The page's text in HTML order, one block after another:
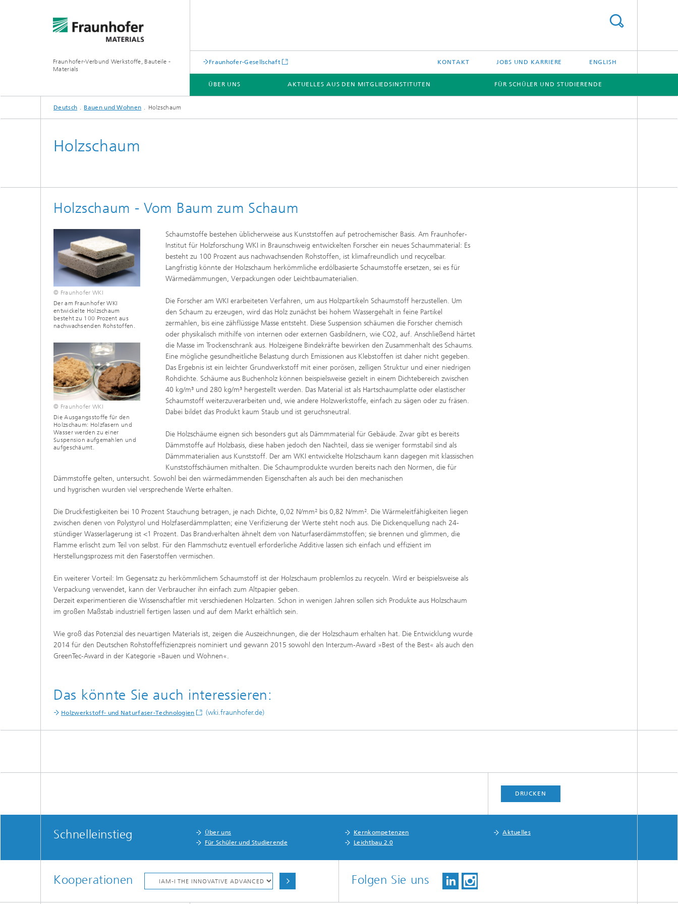
Fraunhofer-Verbund Werkstoffe, Bauteile -
Materials
Fraunhofer-Gesellschaft KONTAKT JOBS UND KARRIERE ENGLISH
ÜBER UNS AKTUELLES AUS DEN MITGLIEDSINSTITUTEN FÜR SCHÜLER UND STUDIERENDE
Deutsch Bauen und Wohnen Holzschaum
Holzschaum
Holzschaum - Vom Baum zum Schaum
© Fraunhofer WKI
Der am Fraunhofer WKI
entwickelte Holzschaum
besteht zu 100 Prozent aus
nachwachsenden Rohstoffen.
© Fraunhofer WKI
Die Ausgangsstoffe für den
Holzschaum: Holzfasern und
Wasser werden zu einer
Suspension aufgemahlen und
aufgeschäumt.
Schaumstoffe bestehen üblicherweise aus Kunststoffen auf petrochemischer Basis. Am Fraunhofer-
Institut für Holzforschung WKI in Braunschweig entwickelten Forscher ein neues Schaummaterial: Es
besteht zu 100 Prozent aus nachwachsenden Rohstoffen, ist klimafreundlich und recycelbar.
Langfristig könnte der Holzschaum herkömmliche erdölbasierte Schaumstoffe ersetzen, sei es für
Wärmedämmungen, Verpackungen oder Leichtbaumaterialien.
Die Forscher am WKI erarbeiteten Verfahren, um aus Holzpartikeln Schaumstoff herzustellen. Um
den Schaum zu erzeugen, wird das Holz zunächst bei hohem Wassergehalt in feine Partikel
zermahlen, bis eine zähflüssige Masse entsteht. Diese Suspension schäumen die Forscher chemisch
oder physikalisch mithilfe von internen oder externen Gasbildnern, wie CO2, auf. Anschließend härtet
die Masse im Trockenschrank aus. Holzeigene Bindekräfte bewirken den Zusammenhalt des Schaums.
Eine mögliche gesundheitliche Belastung durch Emissionen aus Klebstoffen ist daher nicht gegeben.
Das Ergebnis ist ein leichter Grundwerkstoff mit einer porösen, zelligen Struktur und einer niedrigen
Rohdichte. Schäume aus Buchenholz können beispielsweise gezielt in einem Dichtebereich zwischen
40 kg/m³ und 280 kg/m³ hergestellt werden. Das Material ist als Hartschaumplatte oder elastischer
Schaumstoff weiterzuverarbeiten und, wie andere Holzwerkstoffe, einfach zu sägen oder zu fräsen.
Dabei bildet das Produkt kaum Staub und ist geruchsneutral.
Die Holzschäume eignen sich besonders gut als Dämmmaterial für Gebäude. Zwar gibt es bereits
Dämmstoffe auf Holzbasis, diese haben jedoch den Nachteil, dass sie weniger formstabil sind als
Dämmmaterialien aus Kunststoff. Der am WKI entwickelte Holzschaum kann dagegen mit klassischen
Kunststoffschäumen mithalten. Die Schaumprodukte wurden bereits nach den Normen, die für
Dämmstoffe gelten, untersucht. Sowohl bei den wärmedämmenden Eigenschaften als auch bei den mechanischen
und hygrischen wurden viel versprechende Werte erhalten.
Die Druckfestigkeiten bei 10 Prozent Stauchung betragen, je nach Dichte, 0,02 N/mm² bis 0,82 N/mm². Die Wärmeleitfähigkeiten liegen
zwischen denen von Polystyrol und Holzfaserdämmplatten; eine Verifizierung der Werte steht noch aus. Die Dickenquellung nach 24-
stündiger Wasserlagerung ist <1 Prozent. Das Brandverhalten ähnelt dem von Naturfaserdämmstoffen; sie brennen und glimmen, die
Flamme erlischt zum Teil von selbst. Für den Flammschutz eventuell erforderliche Additive lassen sich einfach und effizient im
Herstellungsprozess mit den Faserstoffen vermischen.
Ein weiterer Vorteil: Im Gegensatz zu herkömmlichem Schaumstoff ist der Holzschaum problemlos zu recyceln. Wird er beispielsweise als
Verpackung verwendet, kann der Verbraucher ihn einfach zum Altpapier geben.
Derzeit experimentieren die Wissenschaftler mit verschiedenen Holzarten. Schon in wenigen Jahren sollen sich Produkte aus Holzschaum
im großen Maßstab industriell fertigen lassen und auf dem Markt erhältlich sein.
Wie groß das Potenzial des neuartigen Materials ist, zeigen die Auszeichnungen, die der Holzschaum erhalten hat. Die Entwicklung wurde
2014 für den Deutschen Rohstoffeffizienzpreis nominiert und gewann 2015 sowohl den Interzum-Award »Best of the Best« als auch den
GreenTec-Award in der Kategorie »Bauen und Wohnen«.
Das könnte Sie auch interessieren:
Holzwerkstoff- und Naturfaser-Technologien (wki.fraunhofer.de)
DRUCKEN
Schnelleinstieg Über uns Kernkompetenzen
Aktuelles
Für Schüler und Studierende
Leichtbau 2.0
Kooperationen Folgen Sie uns